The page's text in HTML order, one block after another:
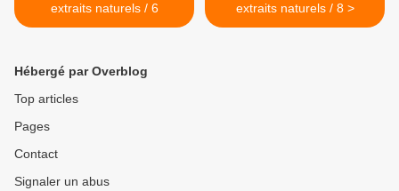
extraits naturels / 6
extraits naturels / 8 >
Hébergé par Overblog
Top articles
Pages
Contact
Signaler un abus